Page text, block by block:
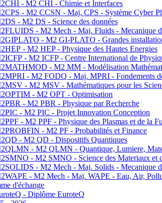
- M2 CHI - Chimie et Interfaces
- M2 CCSN - Maj. CPS - Système Cyber
- M2 DS - Science des données
- M2 Mech - Maj. Fluids - Mecanique
- M2 GI-PLATO - Grandes
- M2 HEP - Physique des Hautes Energies
- M2 ICFP - Centre International de
- M2 MM - Modélisation
- M2 FODQ - Maj. MPRI - Fondements
- M2 MSV - Mathématiques pour les
- M2 OPT - Optimisation
- M2 PBR - Physique par Recherche
- M2 PIC - Projet Innovation Conception
- M2 PPF - Physique des Plasmas et de la
- M2 PF - Probabilités et Finance
- M2 QD - Dispositifs Quantiques
- M2 QLMN - Quantique, Lumiere,
- M2 SMNO - Science des Materiaux et
- M2 Mech - Maj. Solids - Mecanique
- M2 Mech - Maj. WAPE - Eau, Air,
d'échange
- Diplôme EuroteQ